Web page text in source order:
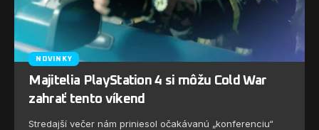
NOVINKY
Majitelia PlayStation 4 si môžu Cold War
zahrať tento víkend
Stredajší večer nám priniesol očakávanú „konferenciu“